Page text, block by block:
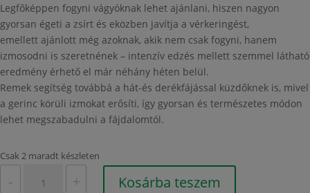
Legfőképpen fogyni vágyóknak lehet ajánlani, hiszen nagyon
gyorsan égeti a zsírt és eközben javítja a vérkeringést,
emellett ajánlott még azoknak, akik nem csak fogyni, hanem
izmosodni is szeretnének – intenzív edzés mellett szemmel látható
eredmény érhető el már néhány héten belül.
Remek segítség továbbá a hát-és derékfájással küzdőknek is, mivel
a gerinc körüli izmokat erősíti, így gyorsan és természetes módon
lehet megszabadulni a fájdalomtól.
Csak 2 maradt készleten
- + Kosárba teszem